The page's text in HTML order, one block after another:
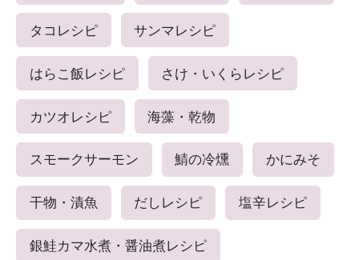
タコレシピ サンマレシピ
はらこ飯レシピ さけ・いくらレシピ
カツオレシピ 海藻・乾物
スモークサーモン 鯖の冷燻 かにみそ
干物・漬魚 だしレシピ 塩辛レシピ
銀鮭カマ水煮・醤油煮レシピ